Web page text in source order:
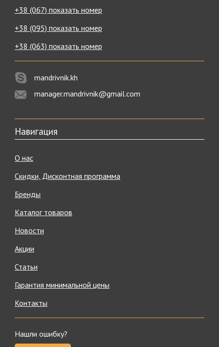
+38 (067) показать номер
+38 (095) показать номер
+38 (063) показать номер
mandrivnik.kh
manager.mandrivnik@gmail.com
Навигация
О нас
Скидки, Дисконтная программа
Бренды
Каталог товаров
Новости
Акции
Статьи
Гарантия минимальной цены
Контакты
Нашли ошибку?